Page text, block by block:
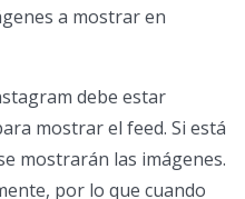
a mostrar en
debe estar
mostrar el feed. Si está
mostrarán las imágenes.
por lo que cuando